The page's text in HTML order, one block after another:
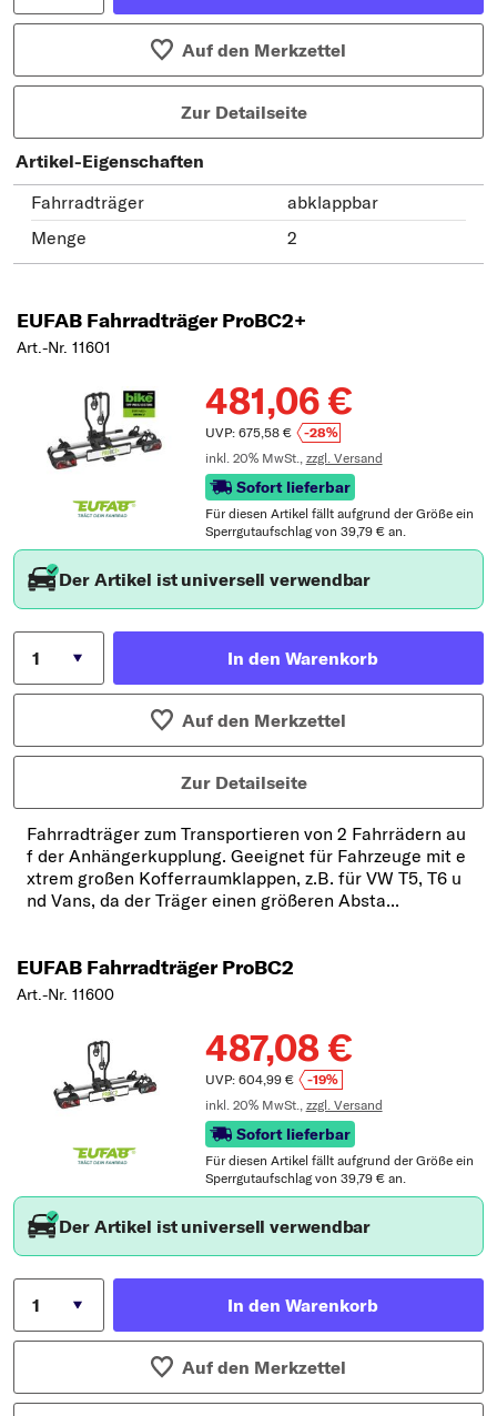
Auf den Merkzettel
Zur Detailseite
Artikel-Eigenschaften
Fahrradträger
abklappbar
Menge
2
EUFAB Fahrradträger ProBC2+
Art.-Nr. 11601
481,06 €
UVP: 675,58 €
-28%
inkl. 20% MwSt., zzgl. Versand
Sofort lieferbar
Für diesen Artikel fällt aufgrund der Größe ein
Sperrgutaufschlag von 39,79 € an.
Der Artikel ist universell verwendbar
In den Warenkorb
Auf den Merkzettel
Zur Detailseite
Fahrradträger zum Transportieren von 2 Fahrrädern au
f der Anhängerkupplung. Geeignet für Fahrzeuge mit e
xtrem großen Kofferraumklappen, z.B. für VW T5, T6 u
nd Vans, da der Träger einen größeren Absta...
EUFAB Fahrradträger ProBC2
Art.-Nr. 11600
487,08 €
UVP: 604,99 €
-19%
inkl. 20% MwSt., zzgl. Versand
Sofort lieferbar
Für diesen Artikel fällt aufgrund der Größe ein
Sperrgutaufschlag von 39,79 € an.
Der Artikel ist universell verwendbar
In den Warenkorb
Auf den Merkzettel